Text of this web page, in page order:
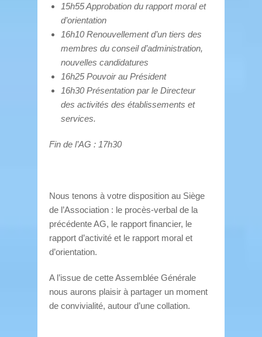
15h55 Approbation du rapport moral et
d’orientation
16h10 Renouvellement d’un tiers des
membres du conseil d’administration,
nouvelles candidatures
16h25 Pouvoir au Président
16h30 Présentation par le Directeur
des activités des établissements et
services.
Fin de l’AG : 17h30
Nous tenons à votre disposition au Siège
de l’Association : le procès-verbal de la
précédente AG, le rapport financier, le
rapport d’activité et le rapport moral et
d’orientation.
A l’issue de cette Assemblée Générale
nous aurons plaisir à partager un moment
de convivialité, autour d’une collation.